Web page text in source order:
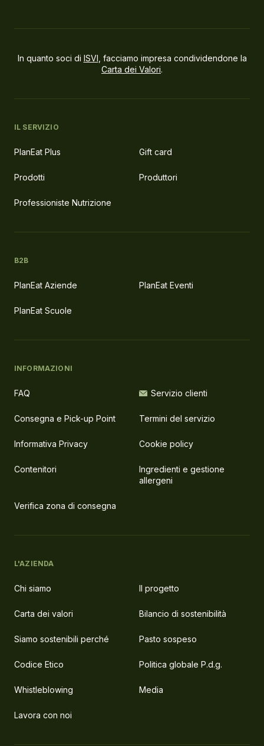
In quanto soci di ISVI , facciamo impresa condividendone la
Carta dei Valori.
IL SERVIZIO
PlanEat Plus Gift card
Prodotti Produttori
Professioniste Nutrizione
B2B
PlanEat Aziende PlanEat Eventi
PlanEat Scuole
INFORMAZIONI
FAQ Servizio clienti
Consegna e Pick-up Point Termini del servizio
Informativa Privacy Cookie policy
Contenitori
Ingredienti e gestione
allergeni
Verifica zona di consegna
L'AZIENDA
Chi siamo Il progetto
Carta dei valori Bilancio di sostenibilità
Siamo sostenibili perché Pasto sospeso
Codice Etico Politica globale P.d.g.
Whistleblowing Media
Lavora con noi